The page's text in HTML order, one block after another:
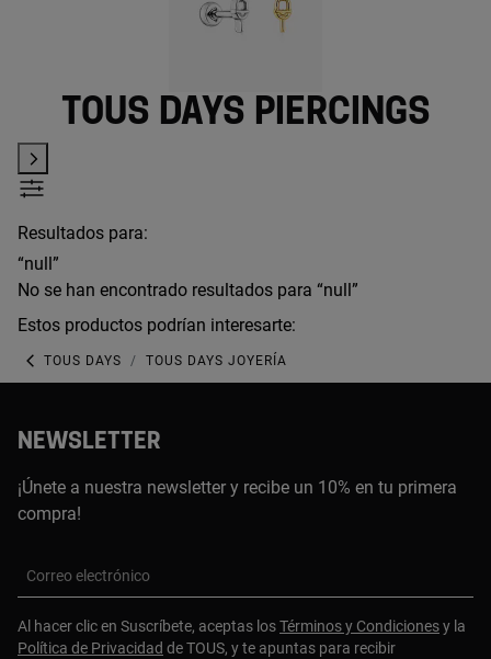
TOUS Days piercings
Resultados para:
“null”
No se han encontrado resultados para “null”
Estos productos podrían interesarte:
TOUS DAYS TOUS DAYS JOYERÍA
NEWSLETTER
¡Únete a nuestra newsletter y recibe un 10% en tu primera
compra!
Correo electrónico
Al hacer clic en Suscríbete, aceptas losTérminos y Condicionesy la
Política de Privacidad de TOUS, y te apuntas para recibir